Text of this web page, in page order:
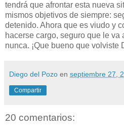
tendrá que afrontar esta nueva
mismos objetivos de siempre:
detenido. Ahora que es viudo y
hacerse cargo, seguro que le va
nunca. ¡Que bueno que volviste
Diego del Pozo en septiembre 27,
Compartir
20 comentarios: